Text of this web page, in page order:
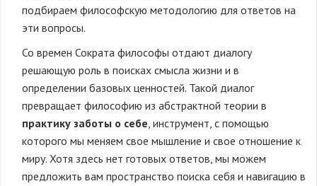
подбираем философскую методологию для ответов на
эти вопросы.
Со времен Сократа философы отдают диалогу
решающую роль в поисках смысла жизни и в
определении базовых ценностей. Такой диалог
превращает философию из абстрактной теории в
практику заботы о себе, инструмент, с помощью
которого мы меняем свое мышление и свое отношение к
миру. Хотя здесь нет готовых ответов, мы можем
предложить вам пространство поиска себя и навигацию в